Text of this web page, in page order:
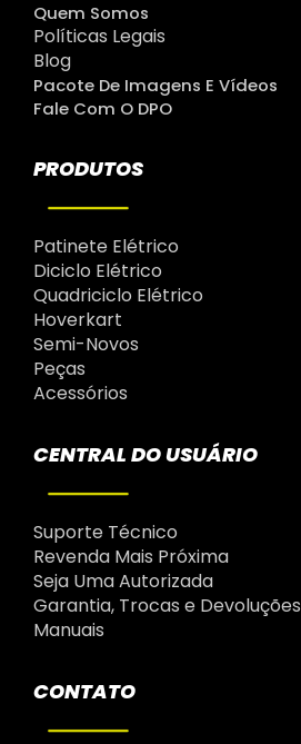
Quem Somos
Políticas Legais
Blog
Pacote De Imagens E Vídeos
Fale Com O DPO
PRODUTOS
Patinete Elétrico
Diciclo Elétrico
Quadriciclo Elétrico
Hoverkart
Semi-Novos
Peças
Acessórios
CENTRAL DO USUÁRIO
Suporte Técnico
Revenda Mais Próxima
Seja Uma Autorizada
Garantia, Trocas e Devoluções
Manuais
CONTATO